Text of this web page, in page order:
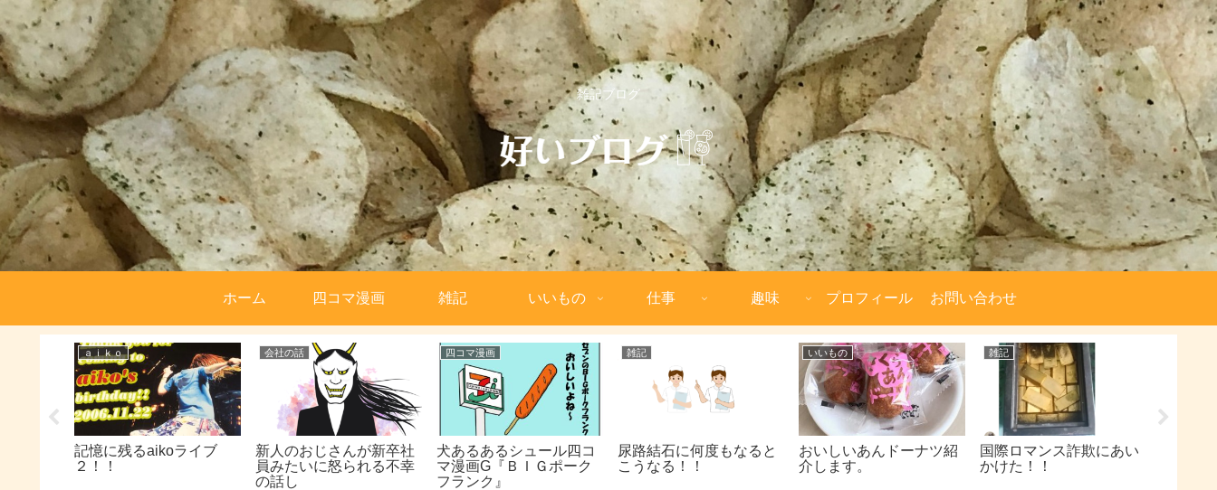
雑記ブログ
ホーム 四コマ漫画 雑記 いいもの 仕事 趣味 プロフィール お問い合わせ
ａｉｋｏ
記憶に残るaikoライブ
２！！
会社の話
新人のおじさんが新卒社
員みたいに怒られる不幸
の話し
四コマ漫画
犬あるあるシュール四コ
マ漫画G『ＢＩＧポーク
フランク』
雑記
尿路結石に何度もなると
こうなる！！
いいもの
おいしいあんドーナツ紹
介します。
雑記
国際ロマンス詐欺にあい
かけた！！